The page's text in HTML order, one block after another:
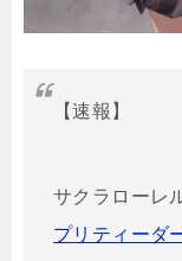
【速報】
サクラローレ
プリティーダ